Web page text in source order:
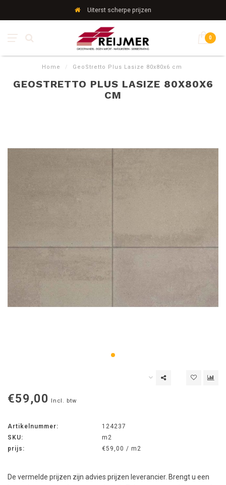
Uiterst scherpe prijzen
0
Home / GeoStretto Plus Lasize 80x80x6 cm
GEOSTRETTO PLUS LASIZE 80X80X6
CM
€59,00 Incl. btw
Artikelnummer:
124237
SKU:
m2
prijs:
€59,00 / m2
De vermelde prijzen zijn advies prijzen leverancier. Brengt u een